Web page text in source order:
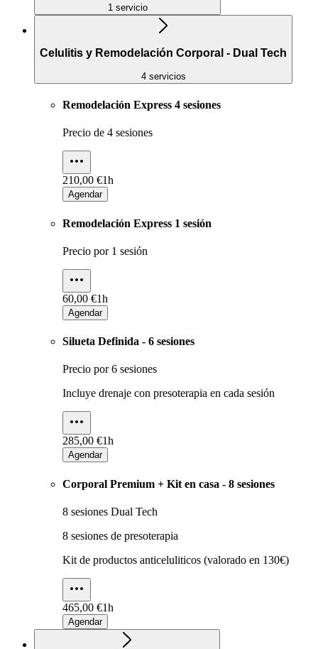
1 servicio
Celulitis y Remodelación Corporal - Dual Tech
4 servicios
Remodelación Express 4 sesiones
Precio de 4 sesiones
210,00 €1h
Agendar
Remodelación Express 1 sesión
Precio por 1 sesión
60,00 €1h
Agendar
Silueta Definida - 6 sesiones
Precio por 6 sesiones
Incluye drenaje con presoterapia en cada sesión
285,00 €1h
Agendar
Corporal Premium + Kit en casa - 8 sesiones
8 sesiones Dual Tech
8 sesiones de presoterapia
Kit de productos anticeluliticos (valorado en 130€)
465,00 €1h
Agendar